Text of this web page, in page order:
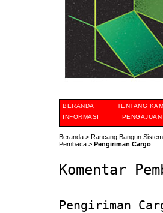
BERANDA TENTANG
INFORMASI
Beranda > Rancang Bangun
Pembaca > Pengiriman Cargo
Komentar
Pengiriman